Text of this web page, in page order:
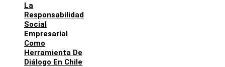
La
Responsabilidad
Social
Empresarial
Como
Herramienta De
Diálogo En Chile